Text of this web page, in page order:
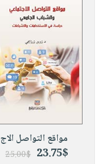
مواقع التواصل الاج
23.75$
25.00$